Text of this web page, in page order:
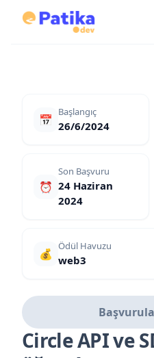
📅
Başlangıç
26/6/2024
⏰
Son Başvuru
24 Haziran
2024
💰
Ödül Havuzu
web3
Circle API ve